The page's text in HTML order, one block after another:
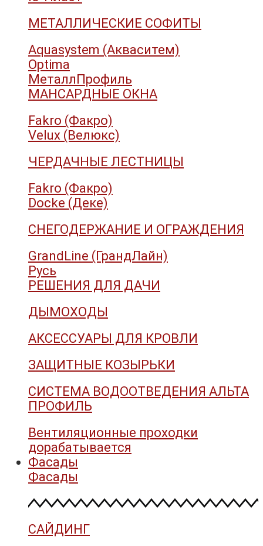
МЕТАЛЛИЧЕСКИЕ СОФИТЫ
Aquasystem (Акваситем)
Optima
МеталлПрофиль
МАНСАРДНЫЕ ОКНА
Fakro (Факро)
Velux (Велюкс)
ЧЕРДАЧНЫЕ ЛЕСТНИЦЫ
Fakro (Факро)
Docke (Деке)
СНЕГОДЕРЖАНИЕ И ОГРАЖДЕНИЯ
GrandLine (ГрандЛайн)
Русь
РЕШЕНИЯ ДЛЯ ДАЧИ
ДЫМОХОДЫ
АКСЕССУАРЫ ДЛЯ КРОВЛИ
ЗАЩИТНЫЕ КОЗЫРЬКИ
СИСТЕМА ВОДООТВЕДЕНИЯ АЛЬТА
ПРОФИЛЬ
Вентиляционные проходки
дорабатывается
Фасады
Фасады
САЙДИНГ